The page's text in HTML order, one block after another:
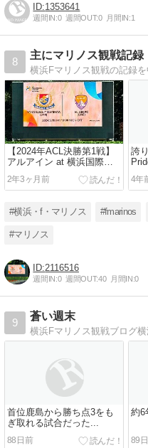
1353641
週間IN:0 週間OUT:0 月間IN:1
8
主にマリノス観戦記録
横浜Fマリノス観戦の記録を
【2024年ACL決勝第1戦】
アルアイン at 横浜国際総
合競技場〜強い覚悟〜
2年3ヶ月前
誇
4年
#横浜・f・マリノス #fmarinos
#マリノス
2116516
週間IN:0 週間OUT:40 月間IN:0
9
蒼い週末
首位鹿島から勝ち点3をも
ぎ取れる試合だった...
88日前
約6
89